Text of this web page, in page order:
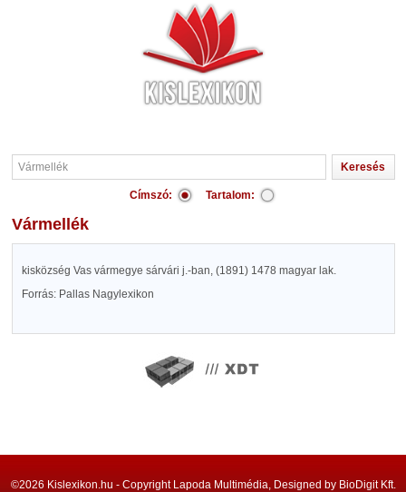
Címszó: Tartalom:
Vármellék
kisközség Vas vármegye sárvári j.-ban, (1891) 1478 magyar lak.
Forrás: Pallas Nagylexikon
©2026 Kislexikon.hu - Copyright Lapoda Multimédia, Designed by BioDigit Kft.